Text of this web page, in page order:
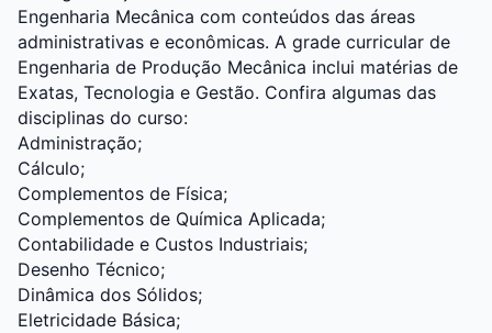
Engenharia Mecânica com conteúdos das áreas
administrativas e econômicas. A grade curricular de
Engenharia de Produção Mecânica inclui matérias de
Exatas, Tecnologia e Gestão. Confira algumas das
disciplinas do curso:
Administração;
Cálculo;
Complementos de Física;
Complementos de Química Aplicada;
Contabilidade e Custos Industriais;
Desenho Técnico;
Dinâmica dos Sólidos;
Eletricidade Básica;